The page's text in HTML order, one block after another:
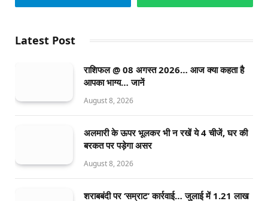
Latest Post
राशिफल @ 08 अगस्त 2026… आज क्या कहता है
आपका भाग्य… जानें
August 8, 2026
अलमारी के ऊपर भूलकर भी न रखें ये 4 चीजें, घर की
बरकत पर पड़ेगा असर
August 8, 2026
शराबबंदी पर ‘सम्राट’ कार्रवाई… जुलाई में 1.21 लाख